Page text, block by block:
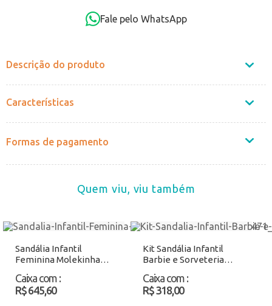
Fale pelo WhatsApp
Descrição do produto
Características
Formas de pagamento
Quem viu, viu também
Sandália Infantil
Feminina Molekinha
Atacado
Caixa com :
R$ 645,60
Kit Sandália Infantil
Barbie e Sorveteria
Roxo Atacado
Caixa com :
R$ 318,00